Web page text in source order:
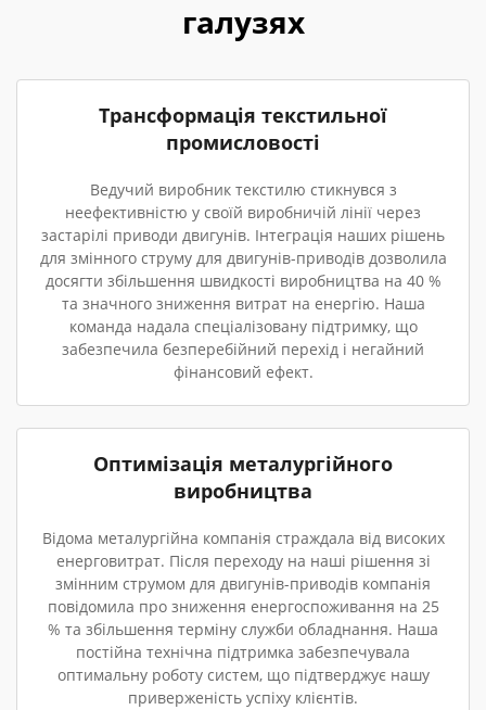
галузях
Трансформація текстильної
промисловості
Ведучий виробник текстилю стикнувся з
неефективністю у своїй виробничій лінії через
застарілі приводи двигунів. Інтеграція наших рішень
для змінного струму для двигунів-приводів дозволила
досягти збільшення швидкості виробництва на 40 %
та значного зниження витрат на енергію. Наша
команда надала спеціалізовану підтримку, що
забезпечила безперебійний перехід і негайний
фінансовий ефект.
Оптимізація металургійного
виробництва
Відома металургійна компанія страждала від високих
енерговитрат. Після переходу на наші рішення зі
змінним струмом для двигунів-приводів компанія
повідомила про зниження енергоспоживання на 25
% та збільшення терміну служби обладнання. Наша
постійна технічна підтримка забезпечувала
оптимальну роботу систем, що підтверджує нашу
приверженість успіху клієнтів.